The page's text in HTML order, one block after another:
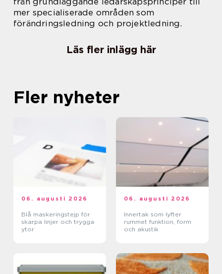
mer specialiserade områden som
förändringsledning och projektledning.
Läs fler inlägg här
Fler nyheter
06. augusti 2026
Blå maskeringstejp för
skarpa linjer och trygga
ytor
06. augusti 2026
Innertak som lyfter
rummet funktion, form
och akustik